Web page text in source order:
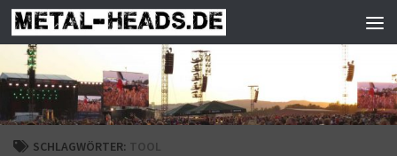
Zum Inhalt springen
SCHLAGWÖRTER: TOOL